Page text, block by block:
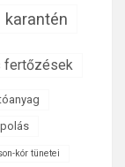
karantén
fertőzések
kór tünetei